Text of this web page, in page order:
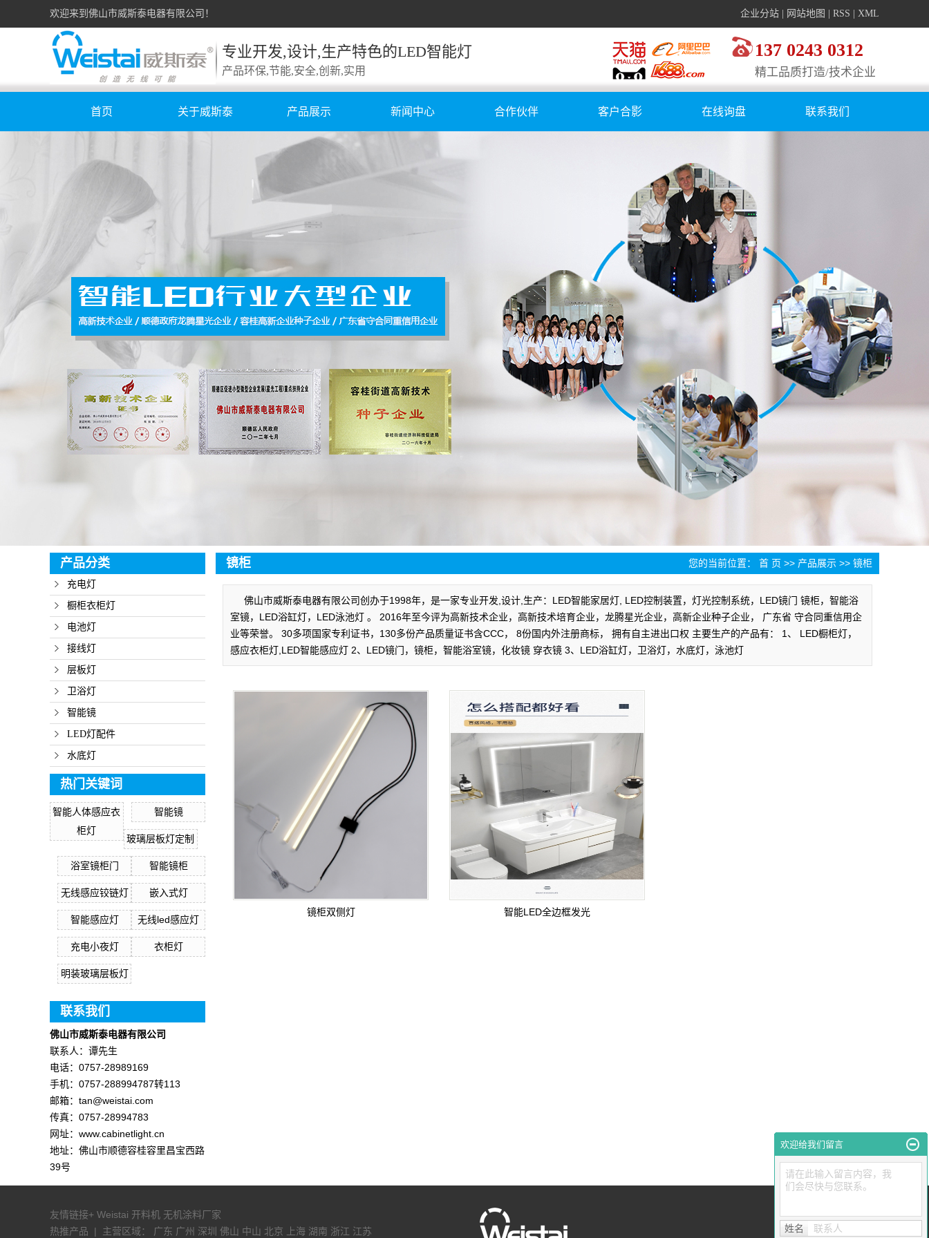
欢迎来到佛山市威斯泰电器有限公司！ 企业分站 网站地图 RSS XML
专业开发,设计,生产特色的LED智能灯
产品环保,节能,安全,创新,实用
137 0243 0312
精工品质打造/技术企业
首页 关于威斯泰
威斯泰VI形象
产品展示
充电灯
接线灯
卫浴灯
智能镜
LED灯配件
新闻中心 合作伙伴 客户合影 在线询盘 联系我们
产品分类
充电灯
橱柜衣柜灯
电池灯
接线灯
层板灯
卫浴灯
智能镜
LED灯配件
水底灯
热门关键词
智能人体感应衣
柜灯
智能镜
玻璃层板灯定制
浴室镜柜门 智能镜柜
无线感应铰链灯 嵌入式灯
智能感应灯 无线led感应灯
充电小夜灯 衣柜灯
明装玻璃层板灯
联系我们
佛山市威斯泰电器有限公司
联系人：谭先生
电话：0757-28989169
手机：0757-288994787转113
邮箱：tan@weistai.com
传真：0757-28994783
网址：www.cabinetlight.cn
地址：佛山市顺德容桂容里昌宝西路
39号
镜柜 您的当前位置： 首 页 >> 产品展示 >> 镜柜
佛山市威斯泰电器有限公司创办于1998年，是一家专业开发,设计,生产：LED智能家居灯, LED控制装置，灯光控制系统，LED镜门 镜柜，智能浴
室镜，LED浴缸灯，LED泳池灯 。 2016年至今评为高新技术企业，高新技术培育企业，龙腾星光企业，高新企业种子企业， 广东省 守合同重信用企
业等荣誉。 30多项国家专利证书，130多份产品质量证书含CCC， 8份国内外注册商标， 拥有自主进出口权 主要生产的产品有： 1、 LED橱柜灯，
感应衣柜灯,LED智能感应灯 2、LED镜门，镜柜，智能浴室镜，化妆镜 穿衣镜 3、LED浴缸灯，卫浴灯，水底灯，泳池灯
镜柜双侧灯 智能LED全边框发光
友情链接+ Weistai 开料机 无机涂料厂家
热推产品 | 主营区域： 广东 广州 深圳 佛山 中山 北京 上海 湖南 浙江 江苏
欢迎给我们留言
请在此输入留言内容，我
们会尽快与您联系。
姓名 联系人